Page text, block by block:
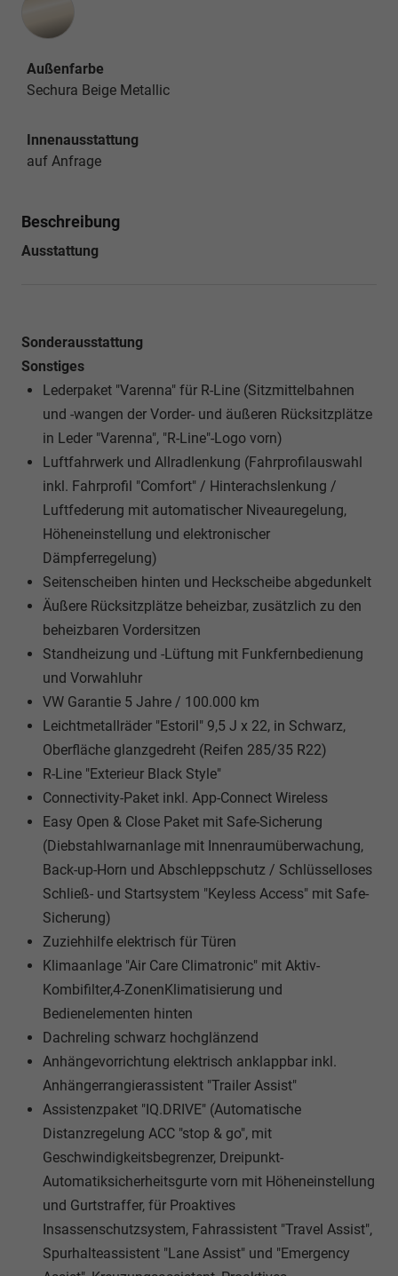
Außenfarbe
Sechura Beige Metallic
Innenausstattung
auf Anfrage
Beschreibung
Ausstattung
Sonderausstattung
Sonstiges
Lederpaket "Varenna" für R-Line (Sitzmittelbahnen
und -wangen der Vorder- und äußeren Rücksitzplätze
in Leder "Varenna", "R-Line"-Logo vorn)
Luftfahrwerk und Allradlenkung (Fahrprofilauswahl
inkl. Fahrprofil "Comfort" / Hinterachslenkung /
Luftfederung mit automatischer Niveauregelung,
Höheneinstellung und elektronischer
Dämpferregelung)
Seitenscheiben hinten und Heckscheibe abgedunkelt
Äußere Rücksitzplätze beheizbar, zusätzlich zu den
beheizbaren Vordersitzen
Standheizung und -Lüftung mit Funkfernbedienung
und Vorwahluhr
VW Garantie 5 Jahre / 100.000 km
Leichtmetallräder "Estoril" 9,5 J x 22, in Schwarz,
Oberfläche glanzgedreht (Reifen 285/35 R22)
R-Line "Exterieur Black Style"
Connectivity-Paket inkl. App-Connect Wireless
Easy Open & Close Paket mit Safe-Sicherung
(Diebstahlwarnanlage mit Innenraumüberwachung,
Back-up-Horn und Abschleppschutz / Schlüsselloses
Schließ- und Startsystem "Keyless Access" mit Safe-
Sicherung)
Zuziehhilfe elektrisch für Türen
Klimaanlage "Air Care Climatronic" mit Aktiv-
Kombifilter,4-ZonenKlimatisierung und
Bedienelementen hinten
Dachreling schwarz hochglänzend
Anhängevorrichtung elektrisch anklappbar inkl.
Anhängerrangierassistent "Trailer Assist"
Assistenzpaket "IQ.DRIVE" (Automatische
Distanzregelung ACC "stop & go", mit
Geschwindigkeitsbegrenzer, Dreipunkt-
Automatiksicherheitsgurte vorn mit Höheneinstellung
und Gurtstraffer, für Proaktives
Insassenschutzsystem, Fahrassistent "Travel Assist",
Spurhalteassistent "Lane Assist" und "Emergency